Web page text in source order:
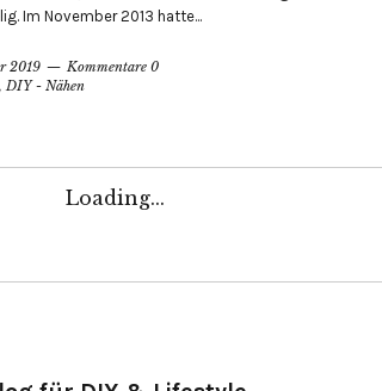
Im November 2013 hatte...
2019
Kommentare 0
DIY - Nähen
Loading...